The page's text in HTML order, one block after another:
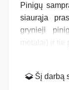
Pinigų
siaurąja
grynieji
metalai) ir
Šį darbą